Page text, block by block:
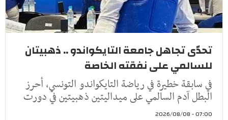
تحدّى تجاهل جامعة التايكواندو .. ذهبيتان
للسالمي على نفقته الخاصة
في سابقة خطيرة في رياضة التايكواندو التونسي، أحرز
البطل آدم السالمي على ميداليتين ذهبيتين في دورت
07:00 - 2026/08/08